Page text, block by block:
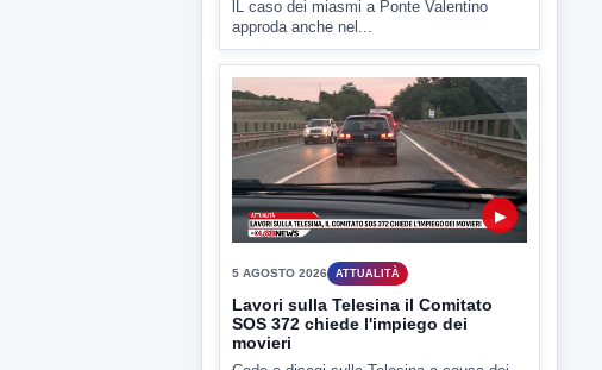
Miasmi, si infiamma il dibattito
politico
lL caso dei miasmi a Ponte Valentino
approda anche nel...
5 AGOSTO 2026 ATTUALITÀ